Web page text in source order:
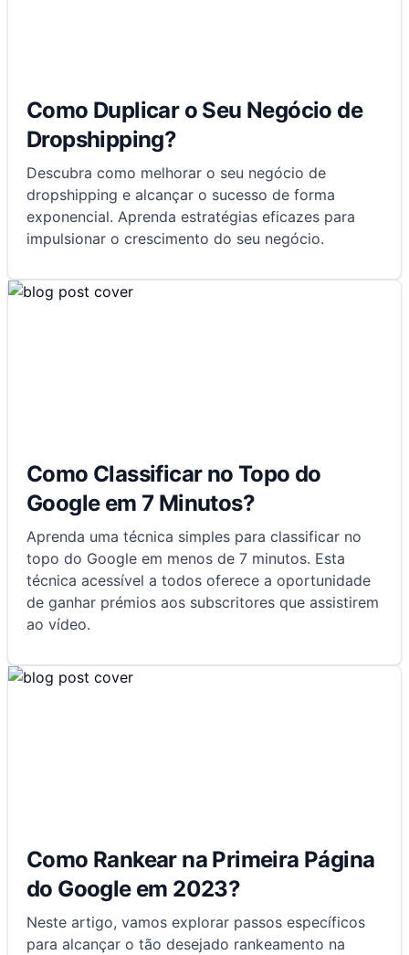
Como Duplicar o Seu Negócio de
Dropshipping?
Descubra como melhorar o seu negócio de
dropshipping e alcançar o sucesso de forma
exponencial. Aprenda estratégias eficazes para
impulsionar o crescimento do seu negócio.
Como Classificar no Topo do
Google em 7 Minutos?
Aprenda uma técnica simples para classificar no
topo do Google em menos de 7 minutos. Esta
técnica acessível a todos oferece a oportunidade
de ganhar prémios aos subscritores que assistirem
ao vídeo.
Como Rankear na Primeira Página
do Google em 2023?
Neste artigo, vamos explorar passos específicos
para alcançar o tão desejado rankeamento na